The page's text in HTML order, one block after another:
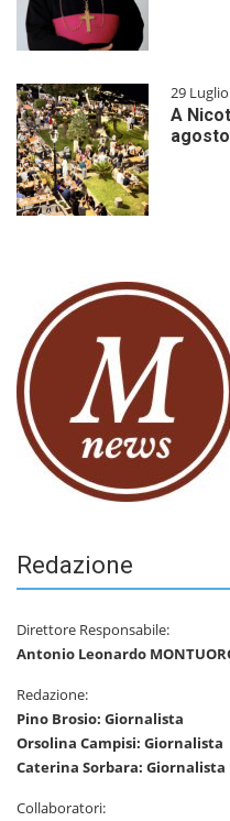
29
A
Redazione
Direttore Responsabile:
Antonio Leonardo
Redazione:
Pino Brosio: Giornalista
Orsolina Campisi: Giornalista
Caterina Sorbara: Giornalista
Collaboratori: